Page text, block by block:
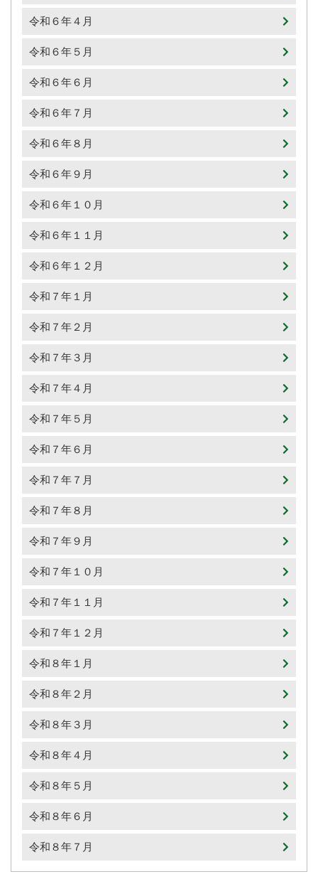
令和６年４月
令和６年５月
令和６年６月
令和６年７月
令和６年８月
令和６年９月
令和６年１０月
令和６年１１月
令和６年１２月
令和７年１月
令和７年２月
令和７年３月
令和７年４月
令和７年５月
令和７年６月
令和７年７月
令和７年８月
令和７年９月
令和７年１０月
令和７年１１月
令和７年１２月
令和８年１月
令和８年２月
令和８年３月
令和８年４月
令和８年５月
令和８年６月
令和８年７月